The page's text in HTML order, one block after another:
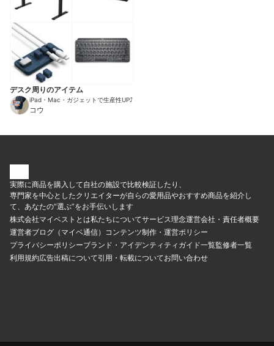
デスク周りのアイテム
iPad・Mac・ガジェットで生産性UP⤴︎
コウ
実際に商品を購入して自社の施設で比較検証したり、
専門家を中心としたクリエイターが自らの愛用品やおすすめ商品を紹介し
て、あなたの“選ぶ”をお手伝いします
株式会社マイベストとは私たちについてサービス理念運営会社・責任者概要
運営者ブログ（マイベ通信） コンテンツ制作・運営ポリシー
プライバシーポリシーブランド・アイデンティティ ガイド一覧監修者一覧
利用規約広告出稿について引用・転載についてお問い合わせ